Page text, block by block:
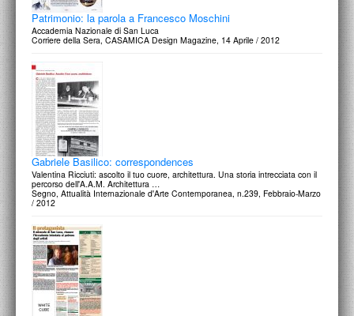
Patrimonio: la parola a Francesco Moschini
Accademia Nazionale di San Luca
Corriere della Sera, CASAMICA Design Magazine, 14 Aprile / 2012
Gabriele Basilico: correspondences
Valentina Ricciuti: ascolto il tuo cuore, architettura. Una storia intrecciata con il
percorso dell'A.A.M. Architettura …
Segno, Attualità Internazionale d'Arte Contemporanea, n.239, Febbraio-Marzo
/ 2012